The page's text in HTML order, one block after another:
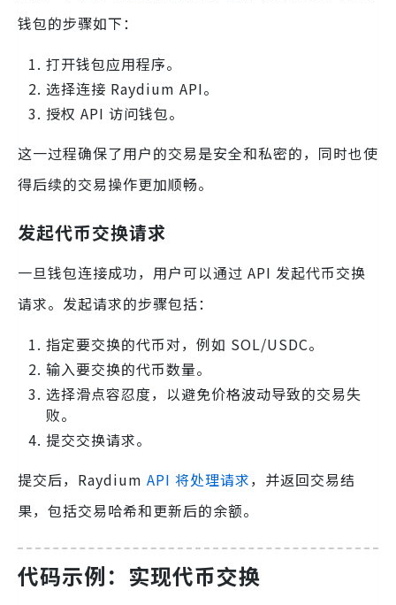
钱包的步骤如下：
打开钱包应用程序。
选择连接 Raydium API。
授权 API 访问钱包。
这一过程确保了用户的交易是安全和私密的，同时也使
得后续的交易操作更加顺畅。
发起代币交换请求
一旦钱包连接成功，用户可以通过 API 发起代币交换
请求。发起请求的步骤包括：
指定要交换的代币对，例如 SOL/USDC。
输入要交换的代币数量。
选择滑点容忍度，以避免价格波动导致的交易失
败。
提交交换请求。
提交后，Raydium API 将处理请求，并返回交易结
果，包括交易哈希和更新后的余额。
代码示例：实现代币交换